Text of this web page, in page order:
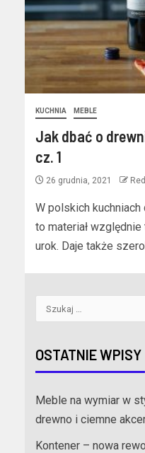
KUCHNIA MEBLE
Jak dbać o
cz. 1
26 grudnia, 2021
W polskich
to materiał
urok. Daje także
OSTATNIE WPISY
Meble na wymiar w
drewno i ciemne
Kontener – nowa